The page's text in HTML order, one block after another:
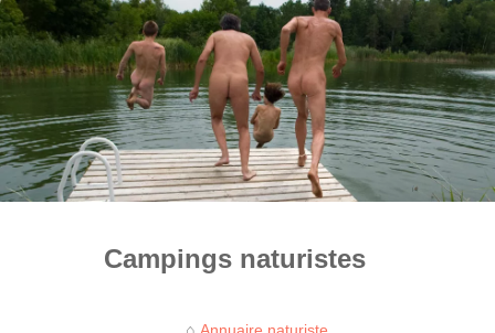
Campings naturistes
Annuaire naturiste